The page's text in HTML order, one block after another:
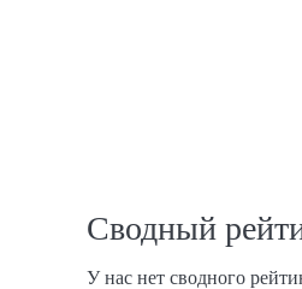
Сводный
У нас нет сводного